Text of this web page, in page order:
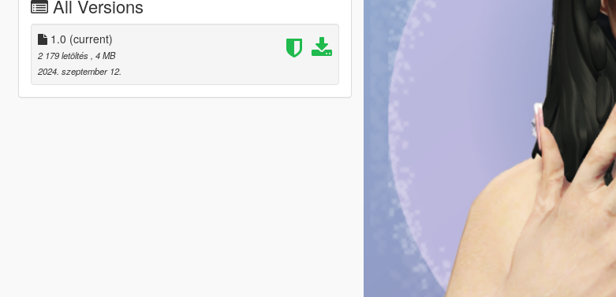
All Versions
1.0 (current)
2 179 letöltés , 4 MB
2024. szeptember 12.